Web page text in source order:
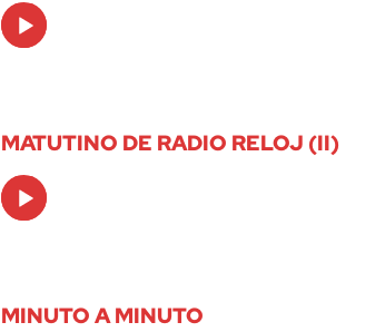
Audio
Player
MATUTINO DE RADIO RELOJ (II)
Audio
Player
MINUTO A MINUTO